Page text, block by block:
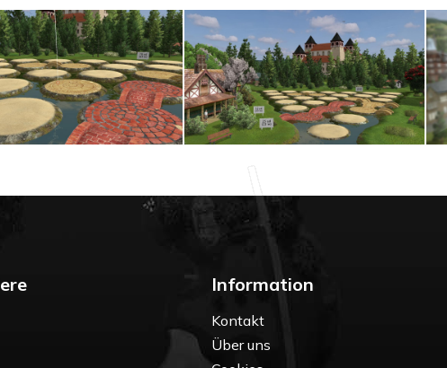
Information
Kontakt
Über uns